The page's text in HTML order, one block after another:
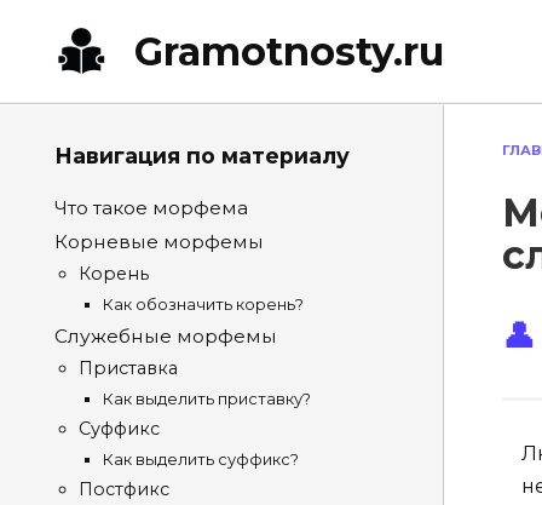
содержанию
Gramotnosty.ru
Навигация по материалу
Что такое морфема
Корневые морфемы
Корень
Как обозначить корень?
Служебные морфемы
Приставка
Как выделить приставку?
Суффикс
Как выделить суффикс?
Постфикс